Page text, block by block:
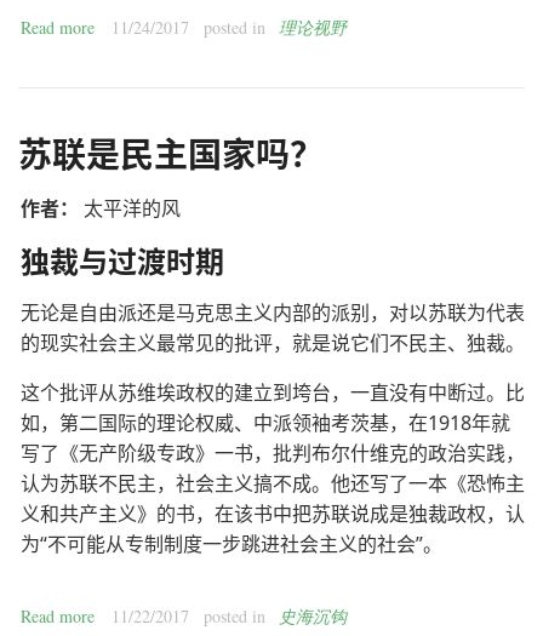
Read more 11/24/2017 posted in 理论视野
苏联是民主国家吗？
作者： 太平洋的风
独裁与过渡时期
无论是自由派还是马克思主义内部的派别，对以苏联为代表
的现实社会主义最常见的批评，就是说它们不民主、独裁。
这个批评从苏维埃政权的建立到垮台，一直没有中断过。比
如，第二国际的理论权威、中派领袖考茨基，在1918年就
写了《无产阶级专政》一书，批判布尔什维克的政治实践，
认为苏联不民主，社会主义搞不成。他还写了一本《恐怖主
义和共产主义》的书，在该书中把苏联说成是独裁政权，认
为“不可能从专制制度一步跳进社会主义的社会”。
Read more 11/22/2017 posted in 史海沉钩